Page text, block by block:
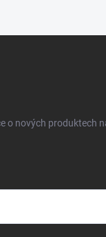
o nových produktech